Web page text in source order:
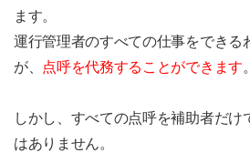
ます。
運行管理者のすべての仕事をできる
が、 点呼を代務することができます。
しかし、すべての点呼を補助者だけ
はありません。